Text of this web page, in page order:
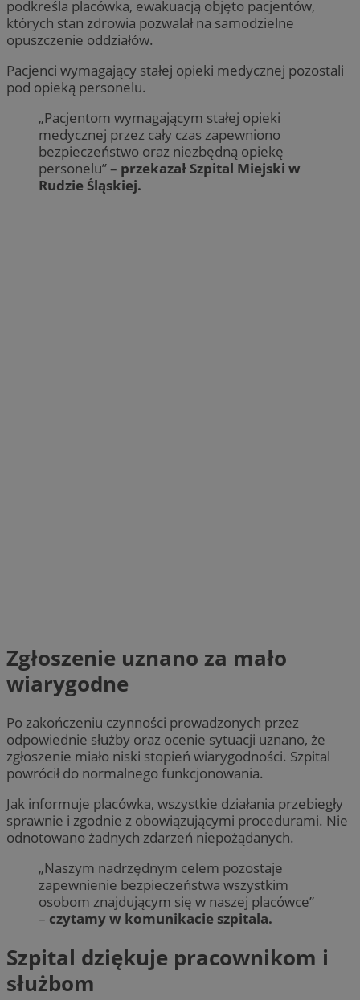
podkreśla placówka, ewakuacją objęto pacjentów,
których stan zdrowia pozwalał na samodzielne
opuszczenie oddziałów.
Pacjenci wymagający stałej opieki medycznej pozostali
pod opieką personelu.
„Pacjentom wymagającym stałej opieki
medycznej przez cały czas zapewniono
bezpieczeństwo oraz niezbędną opiekę
personelu” – przekazał Szpital Miejski w
Rudzie Śląskiej.
Zgłoszenie uznano za mało
wiarygodne
Po zakończeniu czynności prowadzonych przez
odpowiednie służby oraz ocenie sytuacji uznano, że
zgłoszenie miało niski stopień wiarygodności. Szpital
powrócił do normalnego funkcjonowania.
Jak informuje placówka, wszystkie działania przebiegły
sprawnie i zgodnie z obowiązującymi procedurami. Nie
odnotowano żadnych zdarzeń niepożądanych.
„Naszym nadrzędnym celem pozostaje
zapewnienie bezpieczeństwa wszystkim
osobom znajdującym się w naszej placówce”
– czytamy w komunikacie szpitala.
Szpital dziękuje pracownikom i
służbom